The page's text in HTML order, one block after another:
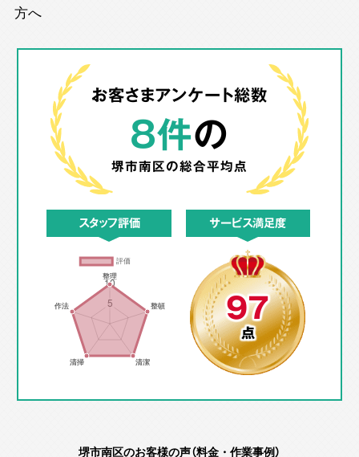
方へ
お客さまアンケート総数
8件の
堺市南区の総合平均点
スタッフ評価 サービス満足度
97
点
堺市南区のお客様の声（料金・作業事例）